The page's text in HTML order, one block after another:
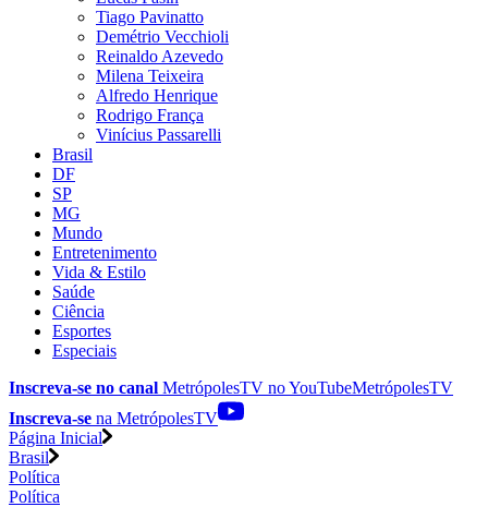
Tiago Pavinatto
Demétrio Vecchioli
Reinaldo Azevedo
Milena Teixeira
Alfredo Henrique
Rodrigo França
Vinícius Passarelli
Brasil
DF
SP
MG
Mundo
Entretenimento
Vida & Estilo
Saúde
Ciência
Esportes
Especiais
Inscreva-se no canal MetrópolesTV noYouTubeMetrópolesTV
Inscreva-se na MetrópolesTV
Página Inicial
Brasil
Política
Política